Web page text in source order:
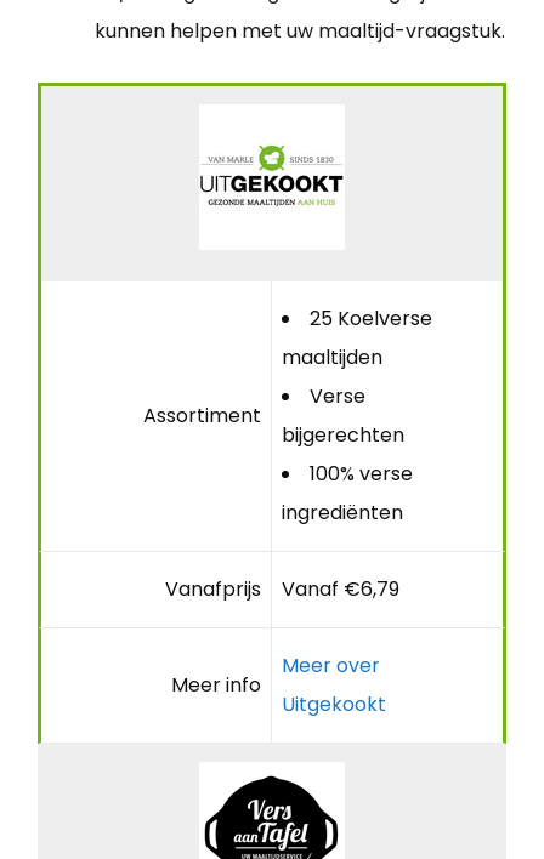
kunnen helpen met uw maaltijd-vraagstuk.
Assortiment
25 Koelverse
maaltijden
Verse
bijgerechten
100% verse
ingrediënten
Vanafprijs Vanaf €6,79
Meer info
Meer over
Uitgekookt